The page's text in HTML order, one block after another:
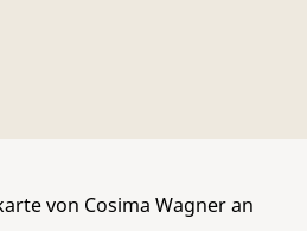
von Cosima Wagner an